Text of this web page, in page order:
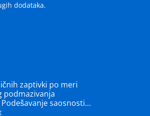
dodataka.
zaptivki po meri
podmazivanja
saosnosti…